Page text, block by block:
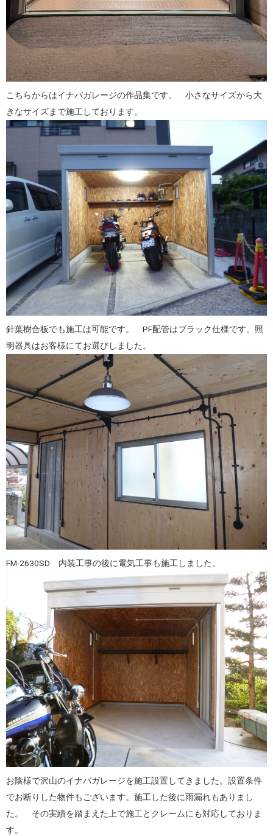
こちらからはイナバガレージの作品集です。 小さなサイズから大
きなサイズまで施工しております。
針葉樹合板でも施工は可能です。 PF配管はブラック仕様です。照
明器具はお客様にてお選びしました。
FM-2630SD 内装工事の後に電気工事も施工しました。
お陰様で沢山のイナバガレージを施工設置してきました。設置条件
でお断りした物件もございます。施工した後に雨漏れもありまし
た。 その実績を踏まえた上で施工とクレームにも対応しておりま
す。